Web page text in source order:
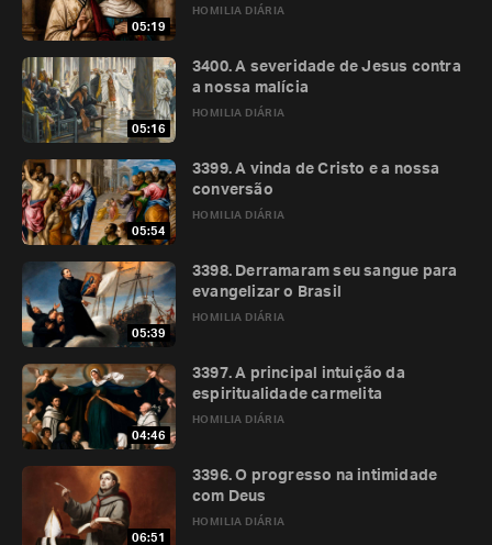
05:19
HOMILIA DIÁRIA
05:16
HOMILIA DIÁRIA
3400. A severidade de Jesus contra
a nossa malícia
05:54
HOMILIA DIÁRIA
3399. A vinda de Cristo e a nossa
conversão
05:39
HOMILIA DIÁRIA
3398. Derramaram seu sangue para
evangelizar o Brasil
04:46
HOMILIA DIÁRIA
3397. A principal intuição da
espiritualidade carmelita
06:51
HOMILIA DIÁRIA
3396. O progresso na intimidade
com Deus